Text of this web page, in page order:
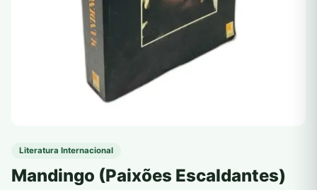
Literatura Internacional
Mandingo (Paixões Escaldantes)